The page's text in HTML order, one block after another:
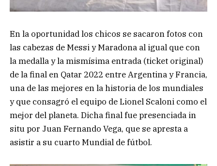
En la oportunidad los chicos se sacaron fotos con
las cabezas de Messi y Maradona al igual que con
la medalla y la mismísima entrada (ticket original)
de la final en Qatar 2022 entre Argentina y Francia,
una de las mejores en la historia de los mundiales
y que consagró el equipo de Lionel Scaloni como el
mejor del planeta. Dicha final fue presenciada in
situ por Juan Fernando Vega, que se apresta a
asistir a su cuarto Mundial de fútbol.